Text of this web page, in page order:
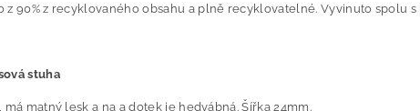
z 90% z recyklovaného obsahu a plně recyklovatelné. Vyvinuto spolu s
stuha
má matný lesk a na a dotek je hedvábná. Šířka 24mm.